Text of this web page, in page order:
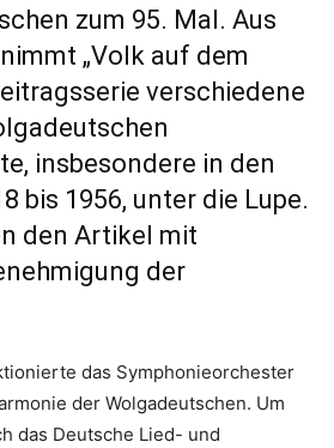
zum 95. Mal. Aus
„Volk auf dem
verschiedene
insbesondere in den
bis 1956, unter die Lupe.
den Artikel mit
der
das Symphonieorchester
der Wolgadeutschen. Um
das Deutsche Lied- und